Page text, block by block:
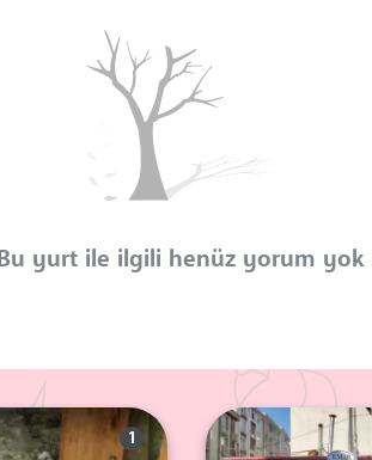
Bu yurt ile ilgili henüz yorum yok
1